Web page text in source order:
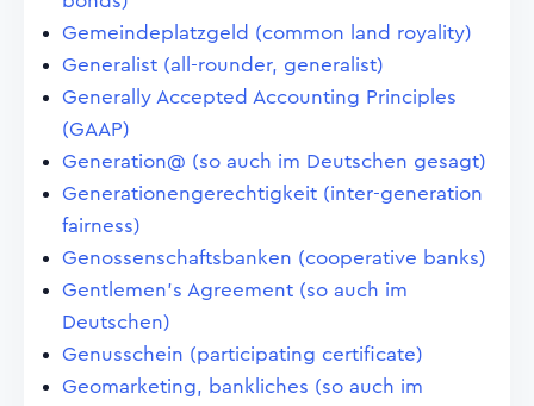
Gemeindeplatzgeld (common land royality)
Generalist (all-rounder, generalist)
Generally Accepted Accounting Principles
(GAAP)
Generation@ (so auch im Deutschen gesagt)
Generationengerechtigkeit (inter-generation
fairness)
Genossenschaftsbanken (cooperative banks)
Gentlemen's Agreement (so auch im
Deutschen)
Genusschein (participating certificate)
Geomarketing, bankliches (so auch im